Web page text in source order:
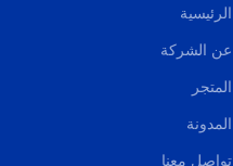
الرئيسية
عن الشركة
المتجر
المدونة
تواصل معنا